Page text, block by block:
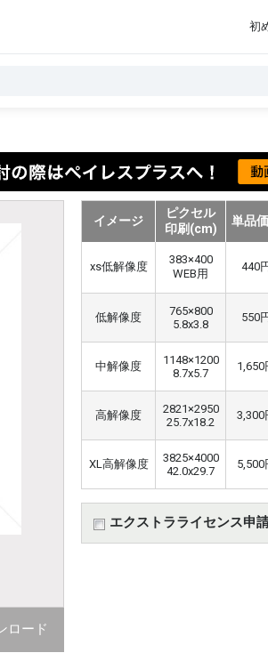
初
ロード
イメージ
ピクセル
印刷(cm)
単品
xs低解像度
383×400
WEB用
440
低解像度
765×800
5.8x3.8
550
中解像度
1148×1200
8.7x5.7
1,650
高解像度
2821×2950
25.7x18.2
3,300
XL高解像度
3825×4000
42.0x29.7
5,500
エクストラライセンス申